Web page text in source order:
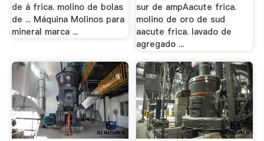
de á frica. molino de bolas
de ... Máquina Molinos para
mineral marca ...
sur de ampAacute frica.
molino de oro de sud
aacute frica. lavado de
agregado ...